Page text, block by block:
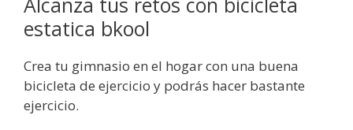
estatica bkool
Crea tu gimnasio en el hogar con una buena
bicicleta de ejercicio y podrás hacer bastante
ejercicio.